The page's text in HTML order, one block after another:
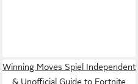
Winning Moves Spiel Independent
& Unofficial Guide to Fortnite